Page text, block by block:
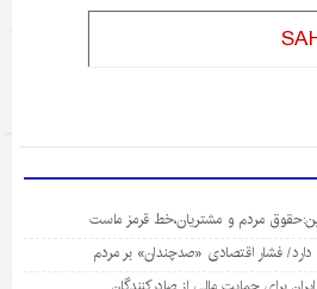
مردم و مشتریان،خط قرمز ماست
دارد/ فشار اقتصادی «صدچندان» بر مردم